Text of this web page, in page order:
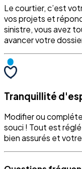
Le courtier, c’est
vos projets et
sinistre, vous avez
avancer votre
Tranquillité
Modifier ou
souci ! Tout est
bien assurés et